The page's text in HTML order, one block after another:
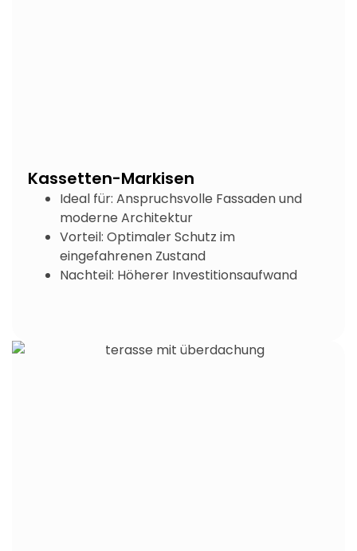
Kassetten-Markisen
Ideal für: Anspruchsvolle Fassaden und
moderne Architektur
Vorteil: Optimaler Schutz im
eingefahrenen Zustand
Nachteil: Höherer Investitionsaufwand